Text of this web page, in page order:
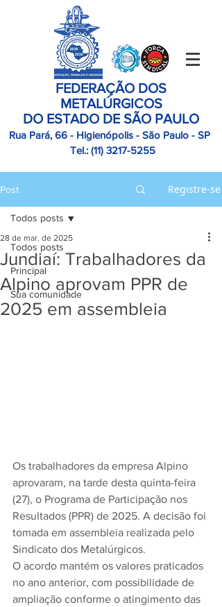
FEDERAÇÃO DOS
METALÚRGICOS
DO ESTADO DE SÃO PAULO
Rua Pará, 66 - Higienópolis - São Paulo - SP
Tel.: (11) 3217-5255
Post Registre-se
Todos posts
Principal
Sua comunidade
Todos posts
Jundiaí: Trabalhadores da
Alpino aprovam PPR de
2025 em assembleia
28 de mar. de 2025
Os trabalhadores da empresa Alpino
aprovaram, na tarde desta quinta-feira
(27), o Programa de Participação nos
Resultados (PPR) de 2025. A decisão foi
tomada em assembleia realizada pelo
Sindicato dos Metalúrgicos.
O acordo mantém os valores praticados
no ano anterior, com possibilidade de
ampliação conforme o atingimento das